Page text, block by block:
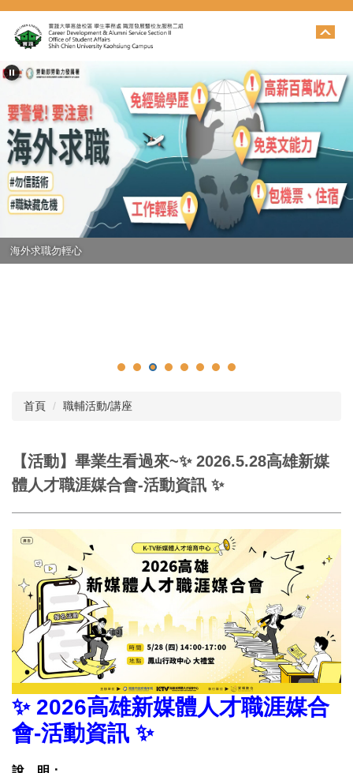
跳
到
主
內
區
海外求職勿輕心
首頁 職輔活動/講座
【活動】畢業生看過來~✨ 2026.5.28高雄新媒
體人才職涯媒合會-活動資訊 ✨
✨ 2026高雄新媒體人才職涯媒合
會-活動資訊 ✨